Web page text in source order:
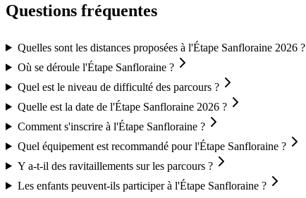
Questions fréquentes
Quelles sont les distances proposées à l'Étape Sanfloraine 2026 ?
Où se déroule l'Étape Sanfloraine ?
Quel est le niveau de difficulté des parcours ?
Quelle est la date de l'Étape Sanfloraine 2026 ?
Comment s'inscrire à l'Étape Sanfloraine ?
Quel équipement est recommandé pour l'Étape Sanfloraine ?
Y a-t-il des ravitaillements sur les parcours ?
Les enfants peuvent-ils participer à l'Étape Sanfloraine ?